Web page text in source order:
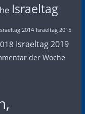
Israeltag
2014 Israeltag 2015
Israeltag 2019
der Woche